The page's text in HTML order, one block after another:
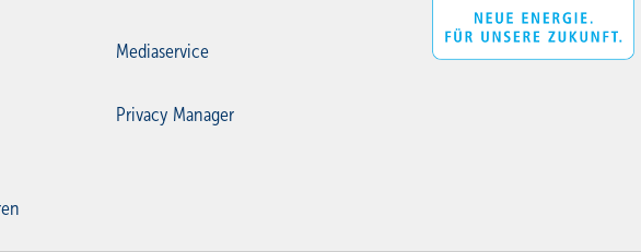
Mediaservice
Privacy Manager